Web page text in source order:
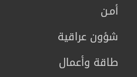
أمـن
شؤون عراقية
طاقة وأعمال